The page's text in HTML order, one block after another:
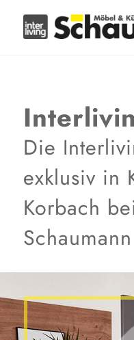
Die
exklusiv in
Korbach
Schaumann